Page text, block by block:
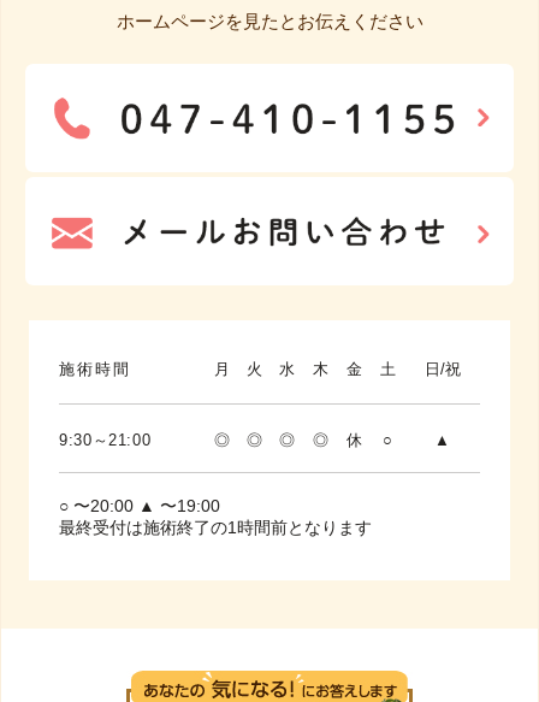
ホームページを見たとお伝えください
施術時間 月 火 水 木 金 土 日/祝
9:30～21:00 ◎ ◎ ◎ ◎ 休 ○ ▲
○ 〜20:00 ▲ 〜19:00
最終受付は施術終了の1時間前となります